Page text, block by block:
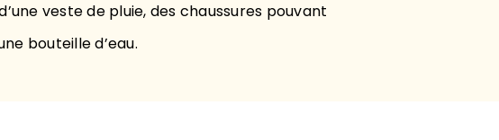
veste de pluie, des chaussures pouvant
bouteille d’eau.